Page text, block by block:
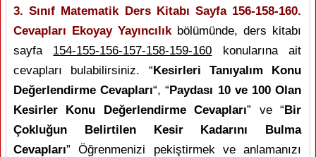
3. Sınıf Matematik Ders Kitabı Sayfa 156-158-160.
Cevapları Ekoyay Yayıncılıkbölümünde, ders kitabı
sayfa 154-155-156-157-158-159-160 konularına ait
cevapları bulabilirsiniz. “Kesirleri Tanıyalım Konu
Değerlendirme Cevapları“, “Paydası 10 ve 100 Olan
Kesirler Konu Değerlendirme Cevapları” ve “Bir
Çokluğun Belirtilen Kesir Kadarını Bulma
Cevapları” Öğrenmenizi pekiştirmek ve anlamanızı